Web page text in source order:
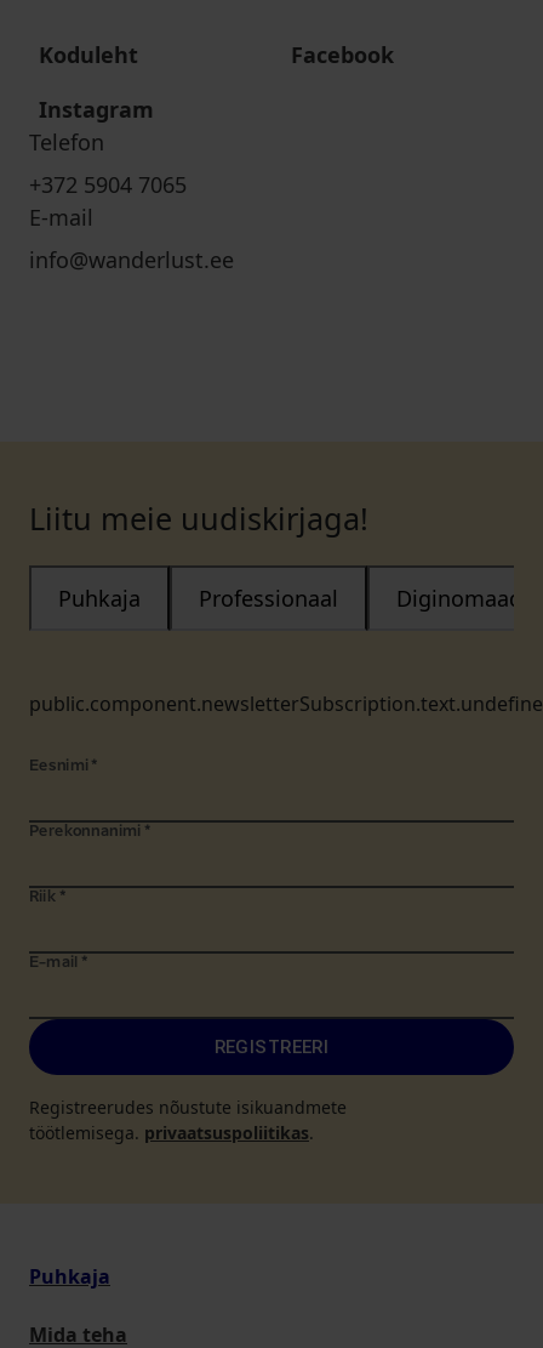
Koduleht
Facebook
Instagram
Telefon
+372 5904 7065
E-mail
info@wanderlust.ee
Liitu meie uudiskirjaga!
Puhkaja Professionaal Diginomaad
Eesnimi *
Perekonnanimi *
Riik *
E-mail *
REGISTREERI
Registreerudes nõustute isikuandmete
töötlemisega. privaatsuspoliitikas.
Puhkaja
Mida teha